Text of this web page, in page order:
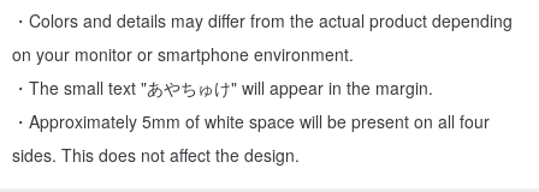
・Colors and details may differ from the actual product depending
on your monitor or smartphone environment.
・The small text "あやちゅけ" will appear in the margin.
・Approximately 5mm of white space will be present on all four
sides. This does not affect the design.